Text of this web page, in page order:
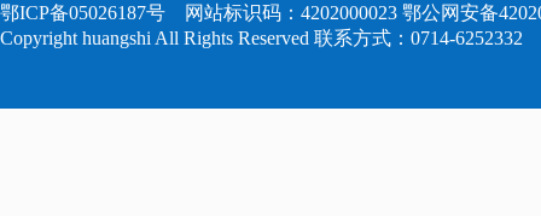
鄂ICP备05026187号 网站标识码：4202000023 鄂公网安备
Copyright huangshi All Rights Reserved 联系方式：0714-6252332